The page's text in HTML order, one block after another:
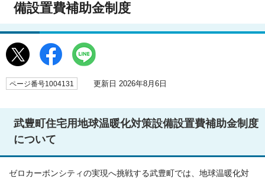
備設置費補助金制度
ページ番号1004131 更新日 2026年8月6日
武豊町住宅用地球温暖化対策設備設置費補助金制度
について
ゼロカーボンシティの実現へ挑戦する武豊町では、地球温暖化対